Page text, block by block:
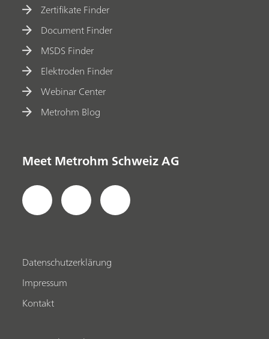
Zertifikate Finder
Document Finder
MSDS Finder
Elektroden Finder
Webinar Center
Metrohm Blog
Meet Metrohm Schweiz AG
Datenschutzerklärung
Impressum
Kontakt